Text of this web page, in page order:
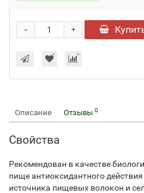
+
-
Описание Отзывы 0
Свойства
Рекомендован в качестве
пище антиоксидантного
источника пищевых волокон и